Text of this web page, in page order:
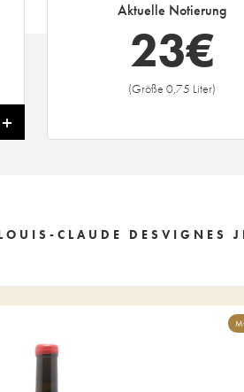
Aktuelle Notierung
23€
(Größe 0,75 Liter)
CLAUDE DESVIGNES